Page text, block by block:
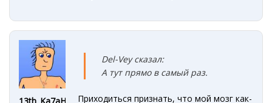
Del-Vey сказал:
А тут прямо в самый раз.
Приходиться признать, что мой мозг как-